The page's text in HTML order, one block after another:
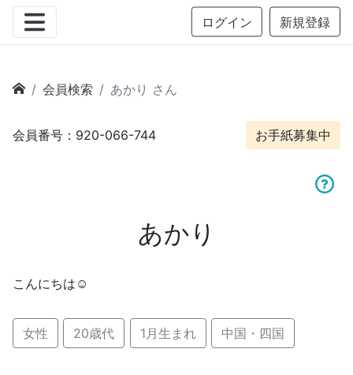
ログイン 新規登録
会員検索 あかり さん
会員番号：920-066-744 お手紙募集中
あかり
こんにちは☺️
女性 20歳代 1月生まれ 中国・四国